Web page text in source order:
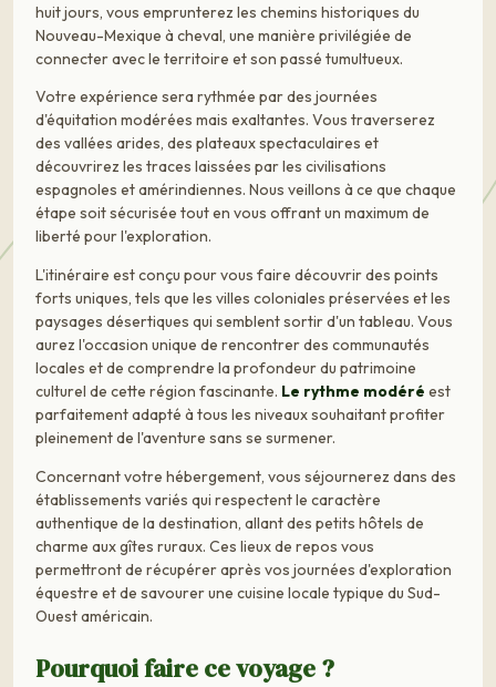
huit jours, vous emprunterez les chemins historiques du
Nouveau-Mexique à cheval, une manière privilégiée de
connecter avec le territoire et son passé tumultueux.
Votre expérience sera rythmée par des journées
d'équitation modérées mais exaltantes. Vous traverserez
des vallées arides, des plateaux spectaculaires et
découvrirez les traces laissées par les civilisations
espagnoles et amérindiennes. Nous veillons à ce que chaque
étape soit sécurisée tout en vous offrant un maximum de
liberté pour l'exploration.
L'itinéraire est conçu pour vous faire découvrir des points
forts uniques, tels que les villes coloniales préservées et les
paysages désertiques qui semblent sortir d'un tableau. Vous
aurez l'occasion unique de rencontrer des communautés
locales et de comprendre la profondeur du patrimoine
culturel de cette région fascinante. Le rythme modéré est
parfaitement adapté à tous les niveaux souhaitant profiter
pleinement de l'aventure sans se surmener.
Concernant votre hébergement, vous séjournerez dans des
établissements variés qui respectent le caractère
authentique de la destination, allant des petits hôtels de
charme aux gîtes ruraux. Ces lieux de repos vous
permettront de récupérer après vos journées d'exploration
équestre et de savourer une cuisine locale typique du Sud-
Ouest américain.
Pourquoi faire ce voyage ?